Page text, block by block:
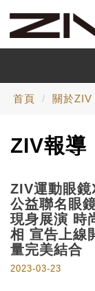
首頁 關於ZIV
ZIV報導
ZIV運動眼
公益聯名眼
現身展演 時
相 宣告上線
量完美結合
2023-03-23